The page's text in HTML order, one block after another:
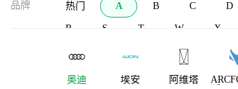
品牌 热门 A B C D
R S T W X
奥迪 埃安 阿维塔